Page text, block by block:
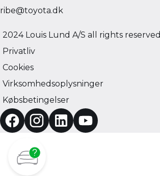
ribe@toyota.dk
2024 Louis Lund A/S all rights reserved
Privatliv
Cookies
Virksomhedsoplysninger
Købsbetingelser